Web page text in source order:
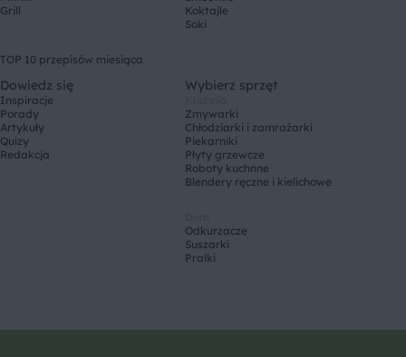
Grill
Koktajle
Soki
TOP 10 przepisów miesiąca
Dowiedz się
Inspiracje
Porady
Artykuły
Quizy
Redakcja
Wybierz sprzęt
Zmywarki
Chłodziarki i zamrażarki
Piekarniki
Płyty grzewcze
Roboty kuchnne
Blendery ręczne i kielichowe
Odkurzacze
Suszarki
Pralki